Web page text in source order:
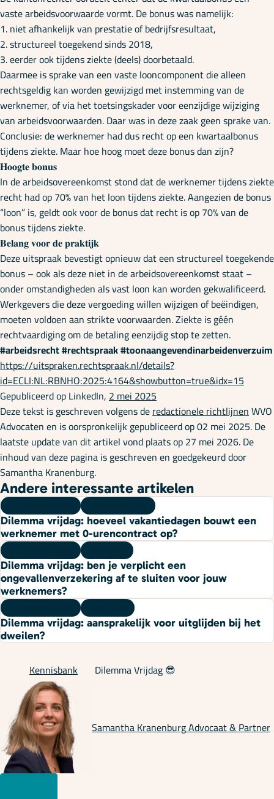
vaste arbeidsvoorwaarde vormt. De bonus was namelijk:
1. niet afhankelijk van prestatie of bedrijfsresultaat,
2. structureel toegekend sinds 2018,
3. eerder ook tijdens ziekte (deels) doorbetaald.
Daarmee is sprake van een vaste looncomponent die alleen
rechtsgeldig kan worden gewijzigd met instemming van de
werknemer, of via het toetsingskader voor eenzijdige wijziging
van arbeidsvoorwaarden. Daar was in deze zaak geen sprake van.
Conclusie: de werknemer had dus recht op een kwartaalbonus
tijdens ziekte. Maar hoe hoog moet deze bonus dan zijn?
𝐇𝐨𝐨𝐠𝐭𝐞 𝐛𝐨𝐧𝐮𝐬
In de arbeidsovereenkomst stond dat de werknemer tijdens ziekte
recht had op 70% van het loon tijdens ziekte. Aangezien de bonus
“loon” is, geldt ook voor de bonus dat recht is op 70% van de
bonus tijdens ziekte.
𝐁𝐞𝐥𝐚𝐧𝐠 𝐯𝐨𝐨𝐫 𝐝𝐞 𝐩𝐫𝐚𝐤𝐭𝐢𝐣𝐤
Deze uitspraak bevestigt opnieuw dat een structureel toegekende
bonus – ook als deze niet in de arbeidsovereenkomst staat –
onder omstandigheden als vast loon kan worden gekwalificeerd.
Werkgevers die deze vergoeding willen wijzigen of beëindigen,
moeten voldoen aan strikte voorwaarden. Ziekte is géén
rechtvaardiging om de betaling eenzijdig stop te zetten.
#arbeidsrecht#rechtspraak#toonaangevendinarbeidenverzuim
https://uitspraken.rechtspraak.nl/details?
id=ECLI:NL:RBNHO:2025:4164&showbutton=true&idx=15
Gepubliceerd op LinkedIn,2 mei 2025
Deze tekst is geschreven volgens deredactionele richtlijnenWVO
Advocaten en is oorspronkelijk gepubliceerd op 02 mei 2025. De
laatste update van dit artikel vond plaats op 27 mei 2026. De
inhoud van deze pagina is geschreven en goedgekeurd door
Samantha Kranenburg.
Andere interessante artikelen
Dilemma vrijdag: hoeveel vakantiedagen bouwt een
werknemer met 0-urencontract op?
Dilemma vrijdag: ben je verplicht een
ongevallenverzekering af te sluiten voor jouw
werknemers?
Dilemma vrijdag: aansprakelijk voor uitglijden bij het
dweilen?
Kennisbank Dilemma Vrijdag 😎
Samantha KranenburgAdvocaat & Partner